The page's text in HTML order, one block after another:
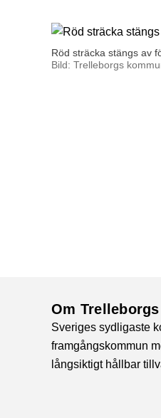
Röd sträcka stängs av
Bild: Trelleborgs
Om
Sveriges sydligaste
framgångskommun
långsiktigt hållbar